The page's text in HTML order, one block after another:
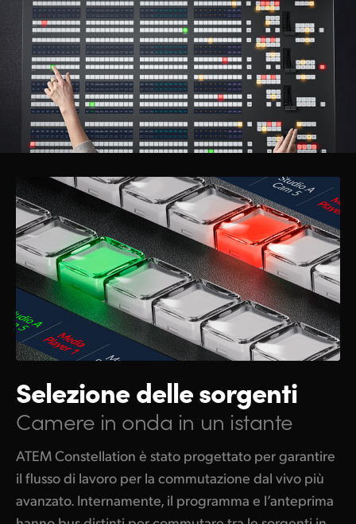
Selezione delle sorgenti
Camere in onda in un istante
ATEM Constellation è stato progettato per garantire
il flusso di lavoro per la commutazione dal vivo più
avanzato. Internamente, il programma e l’anteprima